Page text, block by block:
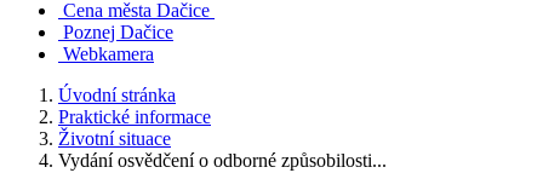
Cena města Dačice
Poznej Dačice
Webkamera
Úvodní stránka
Praktické informace
Životní situace
Vydání osvědčení o odborné způsobilosti...